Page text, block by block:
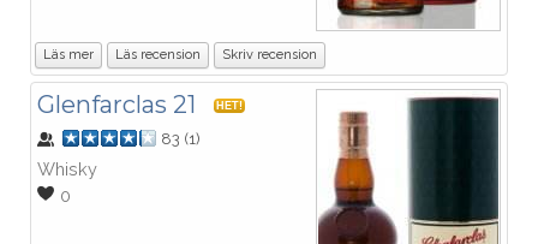
Läs mer Läs recension Skriv recension
Glenfarclas 21 HET!
83 (1)
Whisky
0